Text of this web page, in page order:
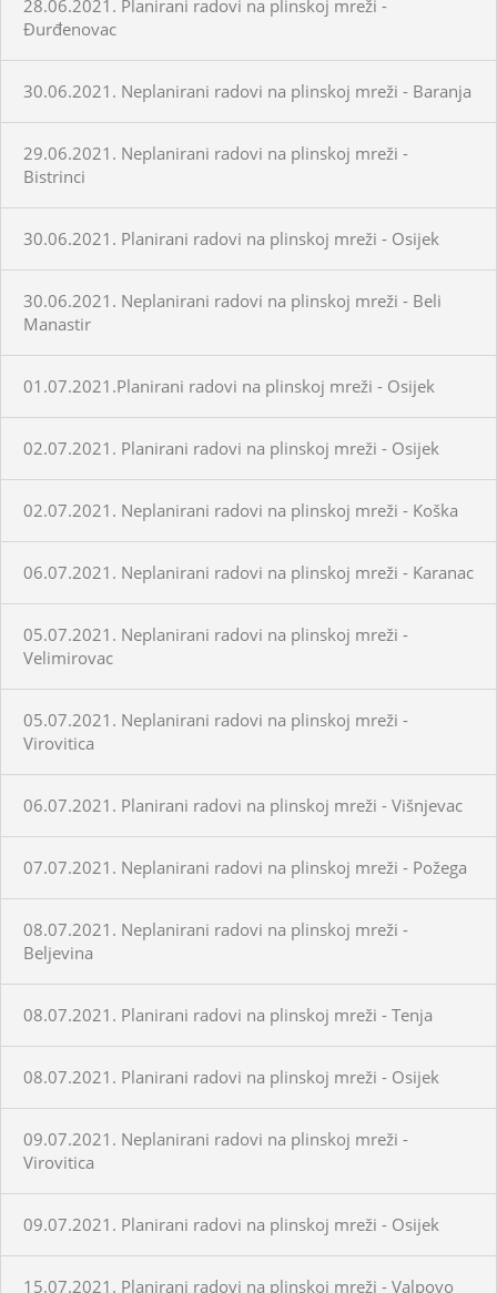
28.06.2021. Planirani radovi na plinskoj mreži -
Đurđenovac
30.06.2021. Neplanirani radovi na plinskoj mreži - Baranja
29.06.2021. Neplanirani radovi na plinskoj mreži -
Bistrinci
30.06.2021. Planirani radovi na plinskoj mreži - Osijek
30.06.2021. Neplanirani radovi na plinskoj mreži - Beli
Manastir
01.07.2021.Planirani radovi na plinskoj mreži - Osijek
02.07.2021. Planirani radovi na plinskoj mreži - Osijek
02.07.2021. Neplanirani radovi na plinskoj mreži - Koška
06.07.2021. Neplanirani radovi na plinskoj mreži - Karanac
05.07.2021. Neplanirani radovi na plinskoj mreži -
Velimirovac
05.07.2021. Neplanirani radovi na plinskoj mreži -
Virovitica
06.07.2021. Planirani radovi na plinskoj mreži - Višnjevac
07.07.2021. Neplanirani radovi na plinskoj mreži - Požega
08.07.2021. Neplanirani radovi na plinskoj mreži -
Beljevina
08.07.2021. Planirani radovi na plinskoj mreži - Tenja
08.07.2021. Planirani radovi na plinskoj mreži - Osijek
09.07.2021. Neplanirani radovi na plinskoj mreži -
Virovitica
09.07.2021. Planirani radovi na plinskoj mreži - Osijek
15.07.2021. Planirani radovi na plinskoj mreži - Valpovo